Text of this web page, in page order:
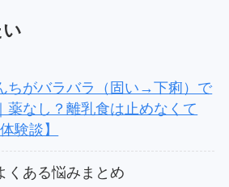
ちがバラバラ（固い→下痢）で
薬なし？離乳食は止めなくて
験談】
くある悩みまとめ